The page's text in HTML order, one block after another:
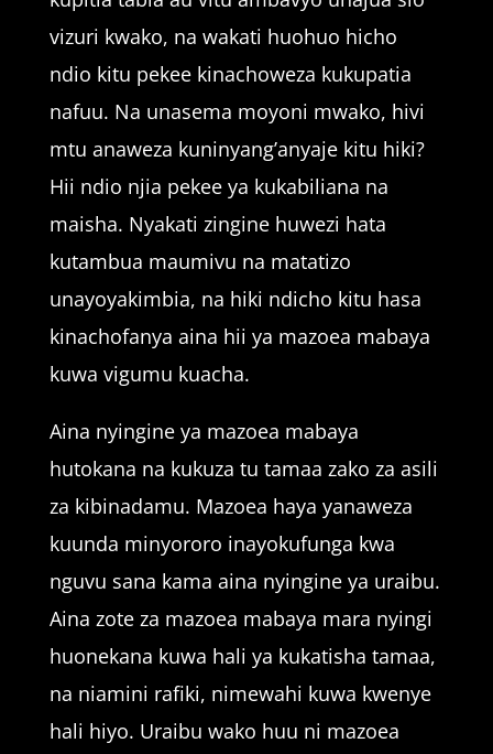
vizuri kwako, na wakati huohuo hicho
ndio kitu pekee kinachoweza kukupatia
nafuu. Na unasema moyoni mwako, hivi
mtu anaweza kuninyang’anyaje kitu hiki?
Hii ndio njia pekee ya kukabiliana na
maisha. Nyakati zingine huwezi hata
kutambua maumivu na matatizo
unayoyakimbia, na hiki ndicho kitu hasa
kinachofanya aina hii ya mazoea mabaya
kuwa vigumu kuacha.
Aina nyingine ya mazoea mabaya
hutokana na kukuza tu tamaa zako za asili
za kibinadamu. Mazoea haya yanaweza
kuunda minyororo inayokufunga kwa
nguvu sana kama aina nyingine ya uraibu.
Aina zote za mazoea mabaya mara nyingi
huonekana kuwa hali ya kukatisha tamaa,
na niamini rafiki, nimewahi kuwa kwenye
hali hiyo. Uraibu wako huu ni mazoea